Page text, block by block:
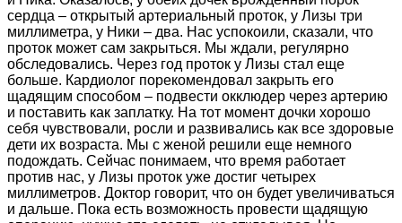
сердца – открытый артериальный проток, у Лизы три
миллиметра, у Ники – два. Нас успокоили, сказали, что
проток может сам закрыться. Мы ждали, регулярно
обследовались. Через год проток у Лизы стал еще
больше. Кардиолог порекомендовал закрыть его
щадящим способом – подвести окклюдер через артерию
и поставить как заплатку. На тот момент дочки хорошо
себя чувствовали, росли и развивались как все здоровые
дети их возраста. Мы с женой решили еще немного
подождать. Сейчас понимаем, что время работает
против нас, у Лизы проток уже достиг четырех
миллиметров. Доктор говорит, что он будет увеличиваться
и дальше. Пока есть возможность провести щадящую